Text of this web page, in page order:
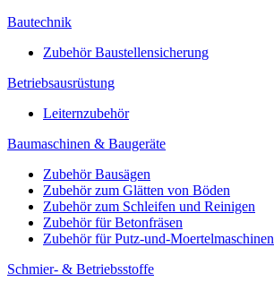
Bautechnik
Zubehör Baustellensicherung
Betriebsausrüstung
Leiternzubehör
Baumaschinen & Baugeräte
Zubehör Bausägen
Zubehör zum Glätten von Böden
Zubehör zum Schleifen und Reinigen
Zubehör für Betonfräsen
Zubehör für Putz-und-Moertelmaschinen
Schmier- & Betriebsstoffe